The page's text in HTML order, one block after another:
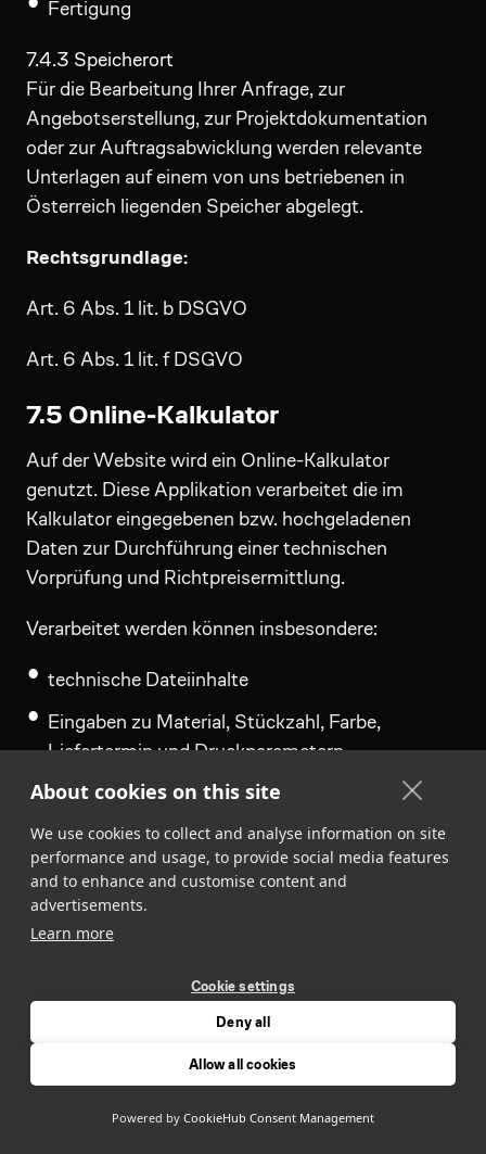
Fertigung
7.4.3 Speicherort
Für die Bearbeitung Ihrer Anfrage, zur
Angebotserstellung, zur Projektdokumentation
oder zur Auftragsabwicklung werden relevante
Unterlagen auf einem von uns betriebenen in
Österreich liegenden Speicher abgelegt.
Rechtsgrundlage:
Art. 6 Abs. 1 lit. b DSGVO
Art. 6 Abs. 1 lit. f DSGVO
7.5 Online-Kalkulator
Auf der Website wird ein Online-Kalkulator
genutzt. Diese Applikation verarbeitet die im
Kalkulator eingegebenen bzw. hochgeladenen
Daten zur Durchführung einer technischen
Vorprüfung und Richtpreisermittlung.
Verarbeitet werden können insbesondere:
technische Dateiinhalte
Eingaben zu Material, Stückzahl, Farbe,
Liefertermin und Druckparametern
Kontaktdaten, sofern Sie eine Anfrage absenden
oder eine Bestellung vorbereiten
temporäre technische Sitzungsdaten
lokal im Browser gespeicherte technische Daten
zur Wiederherstellung einer Sitzung
Der Kalkulator nutzt lokale Browserdaten. Dies
geschieht ausschließlich zur technischen
Funktionalität und Sitzungsstabilität. Diese Daten
verbleiben auf Ihrem Endgerät, sofern sie nicht
der Browserdaten gelöscht werden.
About cookies on this site
We use cookies to collect and analyse information on site
performance and usage, to provide social media features
and to enhance and customise content and
advertisements.
Learn more
Cookie settings
Deny all
Allow all cookies
Powered by CookieHub Consent Management